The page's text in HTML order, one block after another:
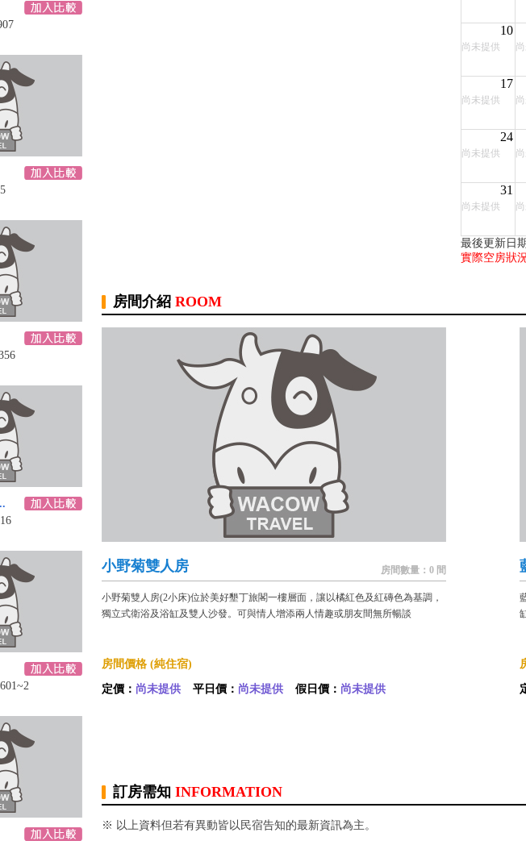
10
尚未提供
17
尚未提供
24
尚未提供
31
尚未提供
最後更新日
實際空房狀
房間介紹 ROOM
小野菊雙人房 房間數量：0 間
小野菊雙人房(2小床)位於美好墾丁旅閣一樓層面，讓以橘紅色及紅磚色為基調，
獨立式衛浴及浴缸及雙人沙發。可與情人增添兩人情趣或朋友間無所暢談
房間價格 (純住宿)
定價： 尚未提供 平日價： 尚未提供 假日價： 尚未提供
訂房需知 INFORMATION
※ 以上資料但若有異動皆以民宿告知的最新資訊為主。